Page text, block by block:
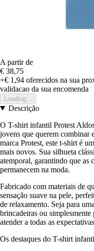
A partir de
€ 38,75
+€ 1,94 oferecidos na sua
validacao da sua encomenda
Loading...
Descrição
O T-shirt infantil Protest
jovens que querem combinar
marca Protest, este t-shirt é
mais novos. Sua silhueta
atemporal, garantindo que as
permanecem na moda.
Fabricado com materiais de
sensação suave na pele,
de relaxamento. Seja para
brincadeiras ou simplesmente
atender a todas as
Os destaques do T-shirt